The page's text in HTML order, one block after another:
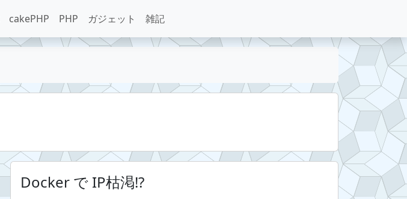
cakePHP PHP ガジェット 雑記
Docker で IP枯渇!?